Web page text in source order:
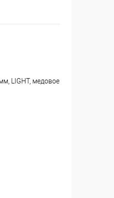
LIGHT, медовое